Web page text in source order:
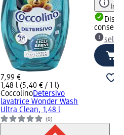
7,99 €
1,48 l (5,40 € / 1 l)
CoccolinoDetersivo
lavatrice Wonder Wash
Ultra Clean, 1,48 l
(0)